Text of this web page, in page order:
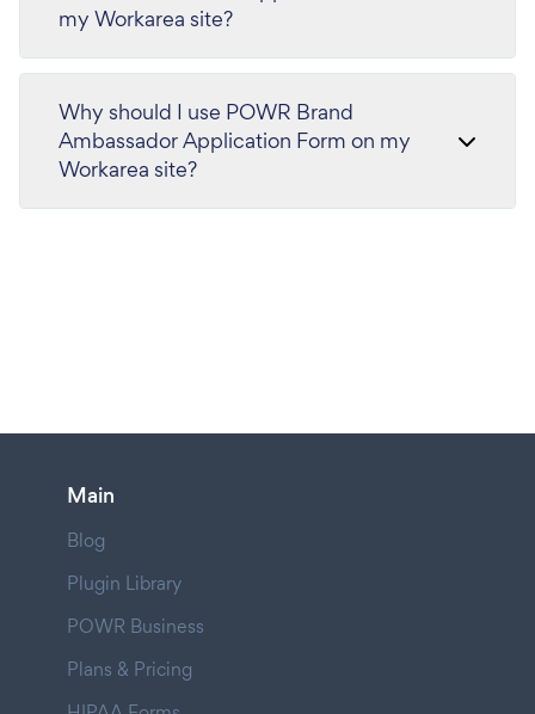
my Workarea site?
Why should I use POWR Brand
Ambassador Application Form on my
Workarea site?
Main
Blog
Plugin Library
POWR Business
Plans & Pricing